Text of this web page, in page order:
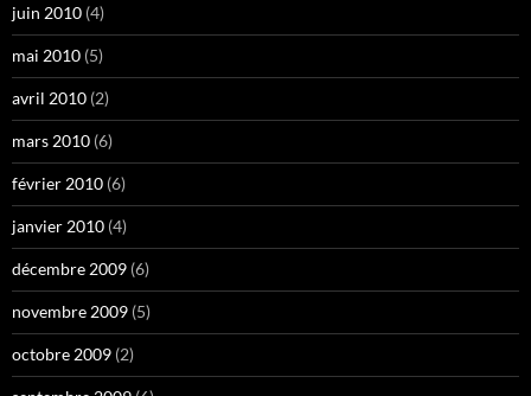
juin 2010 (4)
mai 2010 (5)
avril 2010 (2)
mars 2010 (6)
février 2010 (6)
janvier 2010 (4)
décembre 2009 (6)
novembre 2009 (5)
octobre 2009 (2)